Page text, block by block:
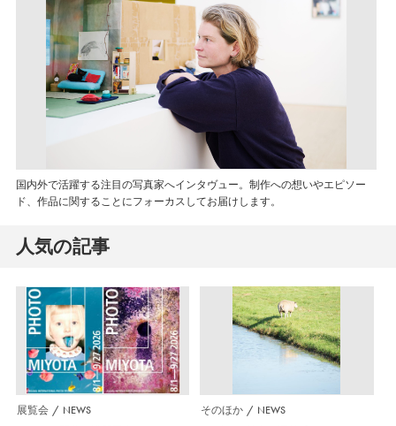
国内外で活躍する注目の写真家へインタヴュー。制作への想いやエピソー
ド、作品に関することにフォーカスしてお届けします。
人気の記事
展覧会 NEWS そのほか NEWS